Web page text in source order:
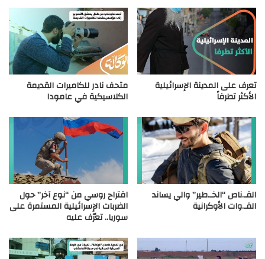
تعرف على المدينة الإسرائيلية
الأكثر تطرفاً
متحف نادر للكاميرات القديمة
الكلاسيكية في عامودا
القـ.ناص “الخـ.طير” والي يساند
القـ.وات الأوكرانية
اقتراح روسي من “نوع آخر” حول
الضربات الإسرائيلية المستمرة على
سوريا.. تعرّف عليه